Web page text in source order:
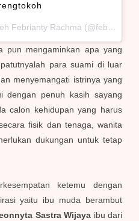
Sebuah kiriman dibagikan oleh Febrianty Rachma (@febriantyrachma) pada
pun mengaminkan apa yang
para suami di luar
menyemangati istrinya yang
dengan penuh kasih sayang
calon kehidupan yang harus
fisik dan tenaga, wanita
dukungan untuk tetap
ketemu dengan
yaitu ibu muda berambut
Sastra Wijaya ibu dari